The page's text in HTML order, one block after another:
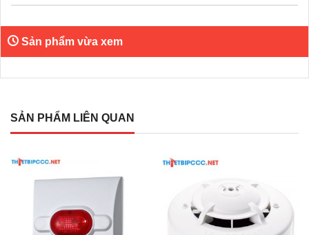
ích là thiết bị hỗ trợ đầu vào nguồn kép 12VDC và
LED hai màu giúp người dùng dễ dàng theo dõi: đèn
Đối với phiên bản CE thiết
bị còn trang bị một bộ đầu ra rơle (COM, NO, NC) giúp
kết nối với các hệ thống điều khiển trung tâm hoặc van
ngắt gas tự động.
Sản phẩm vừa xem
SẢN PHẨM LIÊN QUAN